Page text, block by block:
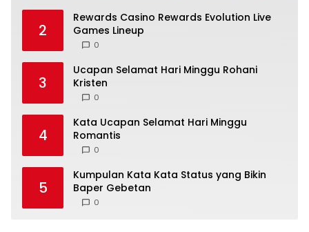
2
Rewards Casino Rewards Evolution Live
Games Lineup
0
3
Ucapan Selamat Hari Minggu Rohani
Kristen
0
4
Kata Ucapan Selamat Hari Minggu
Romantis
0
5
Kumpulan Kata Kata Status yang Bikin
Baper Gebetan
0